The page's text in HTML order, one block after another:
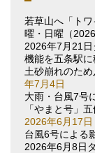
若草山へ「ト
曜・日曜（2026
2026年7月21
機能を五条駅に
土砂崩れのた
年7月4日
大雨・台風7号
「やまと号」
2026年6月17日
台風6号による
2026年6月8日